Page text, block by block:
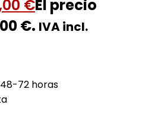
€El precio
€. IVA incl.
72 horas